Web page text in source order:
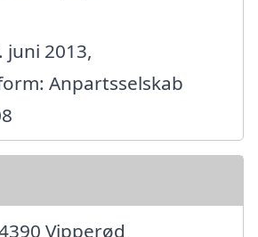
juni 2013,
Anpartsselskab
Vipperød